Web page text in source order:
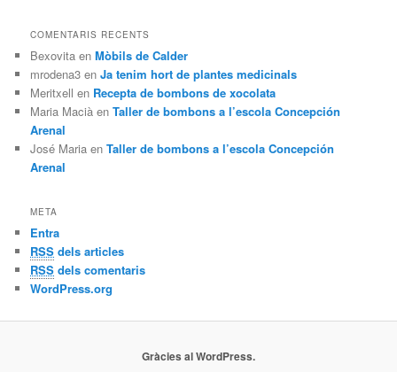
COMENTARIS RECENTS
Bexovita enMòbils de Calder
mrodena3 enJa tenim hort de plantes medicinals
Meritxell en Recepta de bombons de xocolata
Maria Macià enTaller de bombons a l’escola Concepción
Arenal
José Maria enTaller de bombons a l’escola Concepción
Arenal
META
Entra
RSS dels articles
RSS dels comentaris
WordPress.org
Gràcies al WordPress.